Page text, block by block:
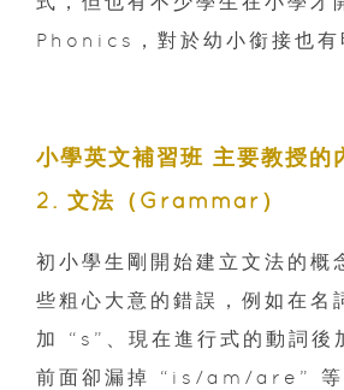
Phonics，對於幼小銜接也有
小學英文補習班 主要教授的
2. 文法（Grammar）
初小學生剛開始建立文法的概
些粗心大意的錯誤，例如在名
加 “s”、現在進行式的動詞後
前面卻漏掉 “is/am/are” 等